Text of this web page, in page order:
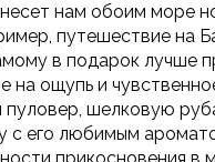
нам обоим море
путешествие на
в подарок лучше
на ощупь и
пуловер, шелковую
с его любимым